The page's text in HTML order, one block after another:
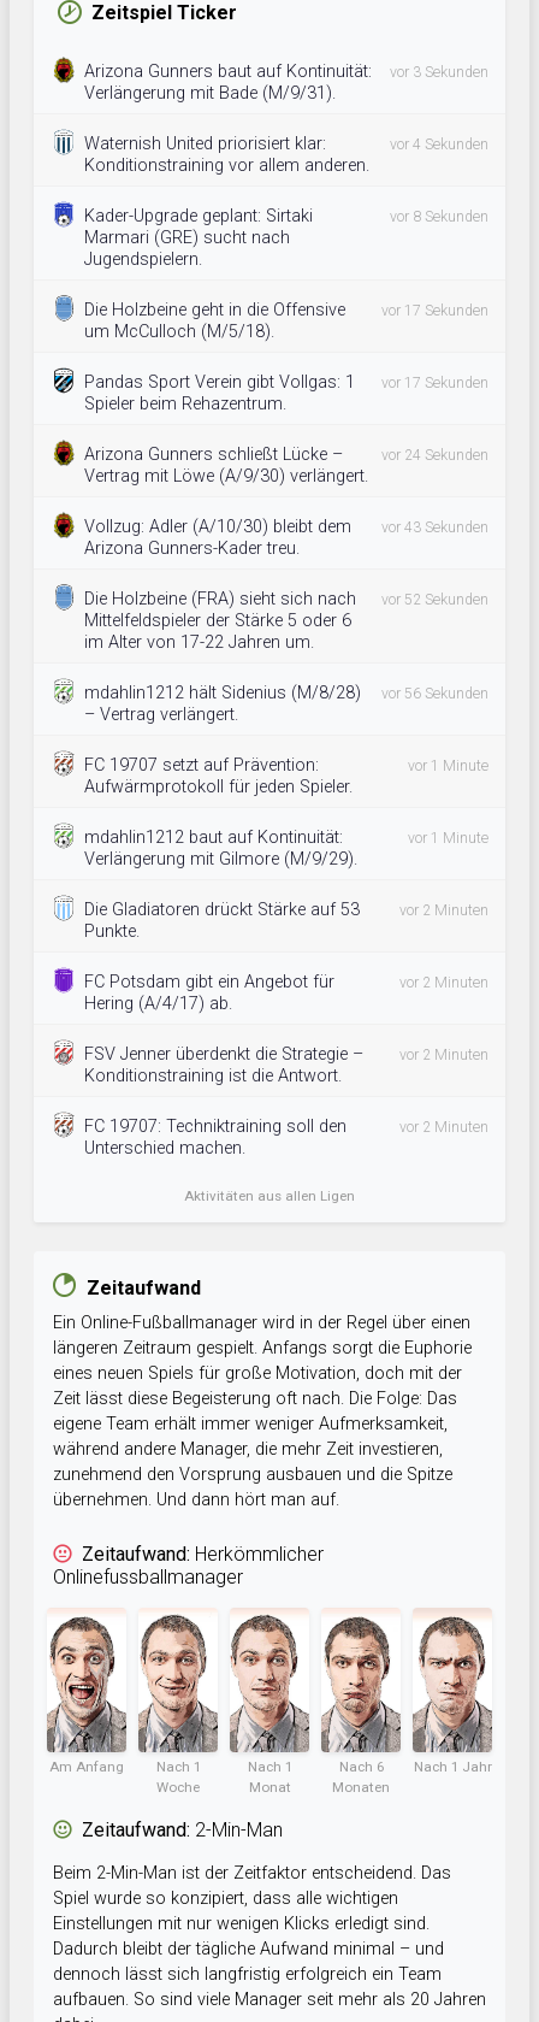
Zeitspiel Ticker
Arizona Gunners baut auf Kontinuität:
Verlängerung mit Bade (M/9/31).
vor 3 Sekunden
Waternish United priorisiert klar:
Konditionstraining vor allem anderen.
vor 4 Sekunden
Kader-Upgrade geplant: Sirtaki
Marmari (GRE) sucht nach
Jugendspielern.
vor 8 Sekunden
Die Holzbeine geht in die Offensive
um McCulloch (M/5/18).
vor 17 Sekunden
Pandas Sport Verein gibt Vollgas: 1
Spieler beim Rehazentrum.
vor 17 Sekunden
Arizona Gunners schließt Lücke –
Vertrag mit Löwe (A/9/30) verlängert.
vor 24 Sekunden
Vollzug: Adler (A/10/30) bleibt dem
Arizona Gunners-Kader treu.
vor 43 Sekunden
Die Holzbeine (FRA) sieht sich nach
Mittelfeldspieler der Stärke 5 oder 6
im Alter von 17-22 Jahren um.
vor 52 Sekunden
mdahlin1212 hält Sidenius (M/8/28)
– Vertrag verlängert.
vor 56 Sekunden
FC 19707 setzt auf Prävention:
Aufwärmprotokoll für jeden Spieler.
vor 1 Minute
mdahlin1212 baut auf Kontinuität:
Verlängerung mit Gilmore (M/9/29).
vor 1 Minute
Die Gladiatoren drückt Stärke auf 53
Punkte.
vor 2 Minuten
FC Potsdam gibt ein Angebot für
Hering (A/4/17) ab.
vor 2 Minuten
FSV Jenner überdenkt die Strategie –
Konditionstraining ist die Antwort.
vor 2 Minuten
FC 19707: Techniktraining soll den
Unterschied machen.
vor 2 Minuten
Aktivitäten aus allen Ligen
Zeitaufwand
Ein Online-Fußballmanager wird in der Regel über einen
längeren Zeitraum gespielt. Anfangs sorgt die Euphorie
eines neuen Spiels für große Motivation, doch mit der
Zeit lässt diese Begeisterung oft nach. Die Folge: Das
eigene Team erhält immer weniger Aufmerksamkeit,
während andere Manager, die mehr Zeit investieren,
zunehmend den Vorsprung ausbauen und die Spitze
übernehmen. Und dann hört man auf.
Zeitaufwand: Herkömmlicher
Onlinefussballmanager
Am Anfang
Nach 1
Woche
Nach 1
Monat
Nach 6
Monaten
Nach 1 Jahr
Zeitaufwand: 2-Min-Man
Beim 2-Min-Man ist der Zeitfaktor entscheidend. Das
Spiel wurde so konzipiert, dass alle wichtigen
Einstellungen mit nur wenigen Klicks erledigt sind.
Dadurch bleibt der tägliche Aufwand minimal – und
dennoch lässt sich langfristig erfolgreich ein Team
aufbauen. So sind viele Manager seit mehr als 20 Jahren